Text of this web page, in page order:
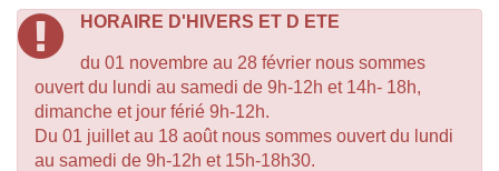
HORAIRE D'HIVERS ET D ETE
du 01 novembre au 28 février nous sommes
ouvert du lundi au samedi de 9h-12h et 14h- 18h,
dimanche et jour férié 9h-12h.
Du 01 juillet au 18 août nous sommes ouvert du lundi
au samedi de 9h-12h et 15h-18h30.